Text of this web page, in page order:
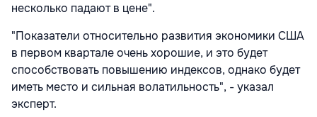
несколько падают в цене".
"Показатели относительно развития экономики США
в первом квартале очень хорошие, и это будет
способствовать повышению индексов, однако будет
иметь место и сильная волатильность", - указал
эксперт.